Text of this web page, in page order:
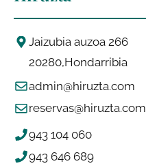
Jaizubia auzoa 266
20280 Hondarribia
admin@hiruzta.com
reservas@hiruzta.com
943 104 060
943 646 689